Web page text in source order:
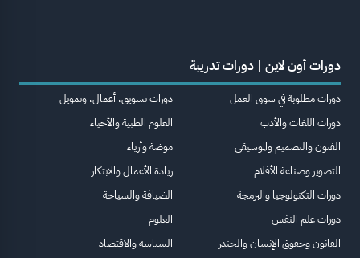
دورات أون لاين | دورات تدريبة
دورات مطلوبة في سوق العمل
دورات اللغات والأدب
الفنون والتصميم والموسيقى
التصوير وصناعة الأفلام
دورات التكنولوجيا والبرمجة
دورات علم النفس
القانون وحقوق الإنسان والجندر
دورات تسويق، أعمال، وتمويل
العلوم الطبية والأحياء
موضة وأزياء
ريادة الأعمال والابتكار
الضيافة والسياحة
العلوم
السياسة والاقتصاد